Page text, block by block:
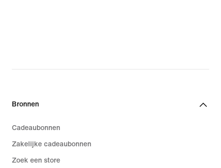
Bronnen
Cadeaubonnen
Zakelijke cadeaubonnen
Zoek een store